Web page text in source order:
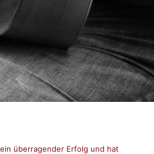
überragender Erfolg und hat